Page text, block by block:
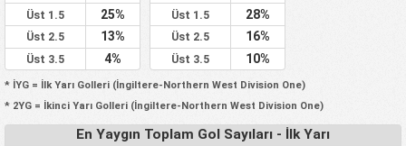
Üst 1.5 25%
Üst 2.5 13%
Üst 3.5 4%
Üst 1.5 28%
Üst 2.5 16%
Üst 3.5 10%
* İYG = İlk Yarı Golleri (İngiltere-Northern West Division One)
* 2YG = İkinci Yarı Golleri (İngiltere-Northern West Division One)
En Yaygın Toplam Gol Sayıları - İlk Yarı